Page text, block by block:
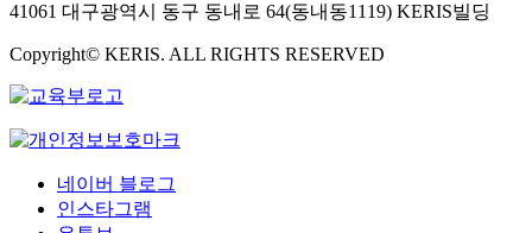
41061 대구광역시 동구 동내로 64(동내동1119) KERIS빌딩
Copyright© KERIS. ALL RIGHTS RESERVED
네이버 블로그
인스타그램